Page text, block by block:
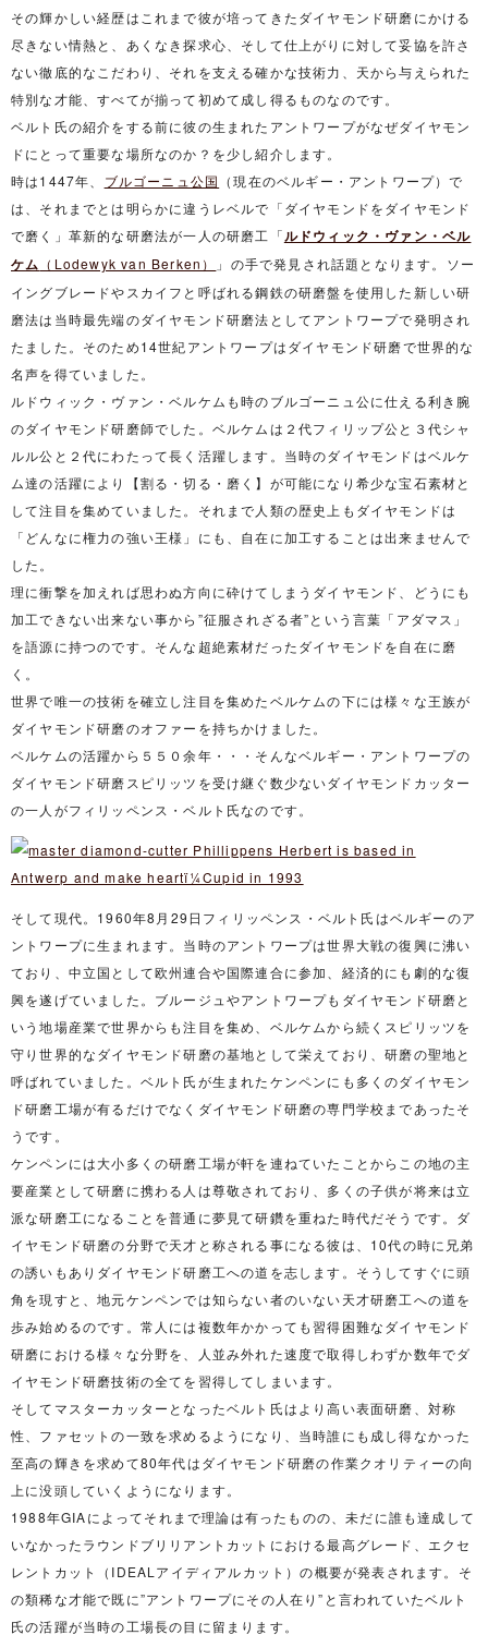
その輝かしい経歴はこれまで彼が培ってきたダイヤモンド研磨にかける
尽きない情熱と、あくなき探求心、そして仕上がりに対して妥協を許さ
ない徹底的なこだわり、それを支える確かな技術力、天から与えられた
特別な才能、すべてが揃って初めて成し得るものなのです。
ベルト氏の紹介をする前に彼の生まれたアントワープがなぜダイヤモン
ドにとって重要な場所なのか？を少し紹介します。
時は1447年、 ブルゴーニュ公国 （現在のベルギー・アントワープ）で
は、それまでとは明らかに違うレベルで「ダイヤモンドをダイヤモンド
で磨く」革新的な研磨法が一人の研磨工「ルドウィック・ヴァン・ベル
ケム （Lodewyk van Berken）
」の手で発見され話題となります。ソー
イングブレードやスカイフと呼ばれる鋼鉄の研磨盤を使用した新しい研
磨法は当時最先端のダイヤモンド研磨法としてアントワープで発明され
たました。そのため14世紀アントワープはダイヤモンド研磨で世界的な
名声を得ていました。
ルドウィック・ヴァン・ベルケムも時のブルゴーニュ公に仕える利き腕
のダイヤモンド研磨師でした。ベルケムは２代フィリップ公と３代シャ
ルル公と２代にわたって長く活躍します。当時のダイヤモンドはベルケ
ム達の活躍により【割る・切る・磨く】が可能になり希少な宝石素材と
して注目を集めていました。それまで人類の歴史上もダイヤモンドは
「どんなに権力の強い王様」にも、自在に加工することは出来ませんで
した。
理に衝撃を加えれば思わぬ方向に砕けてしまうダイヤモンド、どうにも
加工できない出来ない事から”征服されざる者”という言葉「アダマス」
を語源に持つのです。そんな超絶素材だったダイヤモンドを自在に磨
く。
世界で唯一の技術を確立し注目を集めたベルケムの下には様々な王族が
ダイヤモンド研磨のオファーを持ちかけました。
ベルケムの活躍から５５０余年・・・そんなベルギー・アントワープの
ダイヤモンド研磨スピリッツを受け継ぐ数少ないダイヤモンドカッター
の一人がフィリッペンス・ベルト氏なのです。
そして現代。1960年8月29日フィリッペンス・ベルト氏はベルギーのア
ントワープに生まれます。当時のアントワープは世界大戦の復興に沸い
ており、中立国として欧州連合や国際連合に参加、経済的にも劇的な復
興を遂げていました。ブルージュやアントワープもダイヤモンド研磨と
いう地場産業で世界からも注目を集め、ベルケムから続くスピリッツを
守り世界的なダイヤモンド研磨の基地として栄えており、研磨の聖地と
呼ばれていました。ベルト氏が生まれたケンペンにも多くのダイヤモン
ド研磨工場が有るだけでなくダイヤモンド研磨の専門学校まであったそ
うです。
ケンペンには大小多くの研磨工場が軒を連ねていたことからこの地の主
要産業として研磨に携わる人は尊敬されており、多くの子供が将来は立
派な研磨工になることを普通に夢見て研鑽を重ねた時代だそうです。ダ
イヤモンド研磨の分野で天才と称される事になる彼は、10代の時に兄弟
の誘いもありダイヤモンド研磨工への道を志します。そうしてすぐに頭
角を現すと、地元ケンペンでは知らない者のいない天才研磨工への道を
歩み始めるのです。常人には複数年かかっても習得困難なダイヤモンド
研磨における様々な分野を、人並み外れた速度で取得しわずか数年でダ
イヤモンド研磨技術の全てを習得してしまいます。
そしてマスターカッターとなったベルト氏はより高い表面研磨、対称
性、ファセットの一致を求めるようになり、当時誰にも成し得なかった
至高の輝きを求めて80年代はダイヤモンド研磨の作業クオリティーの向
上に没頭していくようになります。
1988年GIAによってそれまで理論は有ったものの、未だに誰も達成して
いなかったラウンドブリリアントカットにおける最高グレード、エクセ
レントカット（IDEALアイディアルカット）の概要が発表されます。そ
の類稀な才能で既に”アントワープにその人在り”と言われていたベルト
氏の活躍が当時の工場長の目に留まります。